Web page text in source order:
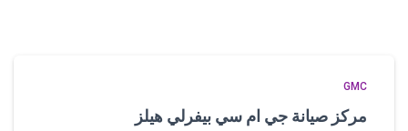
GMC
مركز صيانة جي ام سي بيفرلي هيلز